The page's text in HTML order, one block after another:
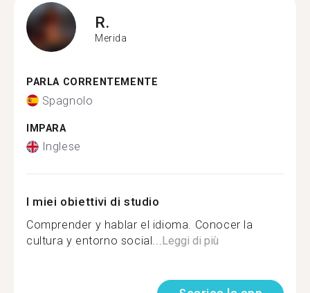
R.
Merida
PARLA CORRENTEMENTE
Spagnolo
IMPARA
Inglese
I miei obiettivi di studio
Comprender y hablar el idioma. Conocer la
cultura y entorno social...Leggi di più